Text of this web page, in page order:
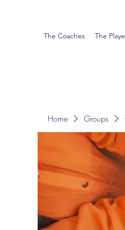
The Coaches The
Home Groups